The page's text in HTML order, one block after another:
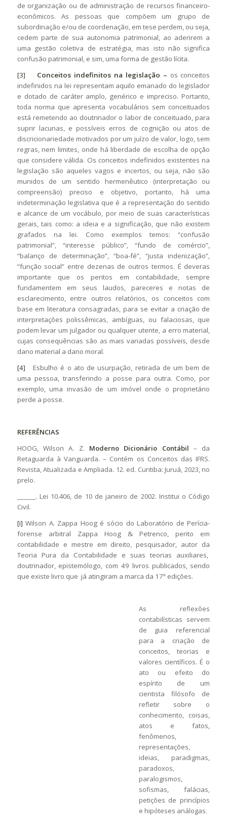
de organização ou de administração de recursos financeiro-
econômicos. As pessoas que compõem um grupo de
subordinação e/ou de coordenação, em tese perdem, ou seja,
cedem parte de sua autonomia patrimonial, ao aderirem a
uma gestão coletiva de estratégia, mas isto não significa
confusão patrimonial, e sim, uma forma de gestão lícita.
[3]
Conceitos indefinitos na legislação – os conceitos
indefinidos na lei representam aquilo emanado do legislador
e dotado de caráter amplo, genérico e impreciso. Portanto,
toda norma que apresenta vocabulários sem conceituados
está remetendo ao doutrinador o labor de conceituado, para
suprir lacunas, e possíveis erros de cognição ou atos de
discricionariedade motivados por um juízo de valor, logo, sem
regras, nem limites, onde há liberdade de escolha de opção
que considere válida. Os conceitos indefinidos existentes na
legislação são aqueles vagos e incertos, ou seja, não são
munidos de um sentido hermenêutico (interpretação ou
compreensão) preciso e objetivo, portanto, há uma
indeterminação legislativa que é a representação do sentido
e alcance de um vocábulo, por meio de suas características
gerais, tais como: a ideia e a significação, que não existem
grafados na lei. Como exemplos temos: “confusão
patrimonial”, “interesse público”, “fundo de comércio”,
“balanço de determinação”, “boa-fé”, “justa indenização”,
“função social” entre dezenas de outros termos. É deveras
importante que os peritos em contabilidade, sempre
fundamentem em seus laudos, pareceres e notas de
esclarecimento, entre outros relatórios, os conceitos com
base em literatura consagradas, para se evitar a criação de
interpretações polissêmicas, ambíguas, ou falaciosas, que
podem levar um julgador ou qualquer utente, a erro material,
cujas consequências são as mais variadas possíveis, desde
dano material a dano moral.
[4] Esbulho é o ato de usurpação, retirada de um bem de
uma pessoa, transferindo a posse para outra. Como, por
exemplo, uma invasão de um imóvel onde o proprietário
perde a posse.
REFERÊNCIAS
HOOG, Wilson A. Z. Moderno Dicionário Contábil – da
Retaguarda à Vanguarda. – Contém os Conceitos das IFRS.
Revista, Atualizada e Ampliada. 12. ed. Curitiba: Juruá, 2023, no
prelo.
______. Lei 10.406, de 10 de janeiro de 2002. Institui o Código
Civil.
[i] Wilson A. Zappa Hoog é sócio do Laboratório de Perícia-
forense arbitral Zappa Hoog & Petrenco, perito em
contabilidade e mestre em direito, pesquisador, autor da
Teoria Pura da Contabilidade e suas teorias auxiliares,
doutrinador, epistemólogo, com 49 livros publicados, sendo
que existe livro que já atingiram a marca da 17ª edições.
As reflexões
contabilísticas servem
de guia referencial
para a criação de
conceitos, teorias e
valores científicos. É o
ato ou efeito do
espírito de um
cientista filósofo de
refletir sobre o
conhecimento, coisas,
atos e fatos,
fenômenos,
representações,
ideias, paradigmas,
paradoxos,
paralogismos,
sofismas, falácias,
petições de princípios
e hipóteses análogas.